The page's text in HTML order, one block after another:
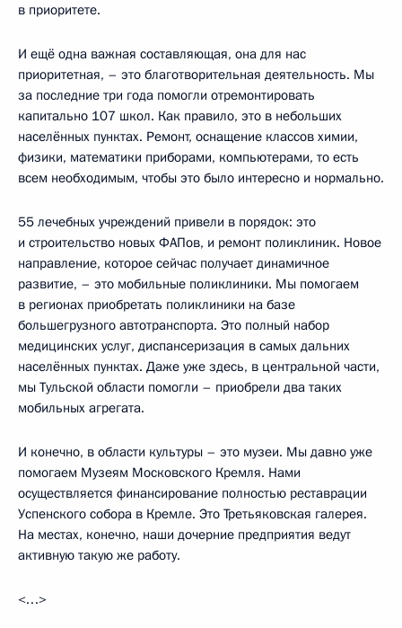
в приоритете.
И ещё одна важная составляющая, она для нас
приоритетная, – это благотворительная деятельность. Мы
за последние три года помогли отремонтировать
капитально 107 школ. Как правило, это в небольших
населённых пунктах. Ремонт, оснащение классов химии,
физики, математики приборами, компьютерами, то есть
всем необходимым, чтобы это было интересно и нормально.
55 лечебных учреждений привели в порядок: это
и строительство новых ФАПов, и ремонт поликлиник. Новое
направление, которое сейчас получает динамичное
развитие, – это мобильные поликлиники. Мы помогаем
в регионах приобретать поликлиники на базе
большегрузного автотранспорта. Это полный набор
медицинских услуг, диспансеризация в самых дальних
населённых пунктах. Даже уже здесь, в центральной части,
мы Тульской области помогли – приобрели два таких
мобильных агрегата.
И конечно, в области культуры – это музеи. Мы давно уже
помогаем Музеям Московского Кремля. Нами
осуществляется финансирование полностью реставрации
Успенского собора в Кремле. Это Третьяковская галерея.
На местах, конечно, наши дочерние предприятия ведут
активную такую же работу.
<…>